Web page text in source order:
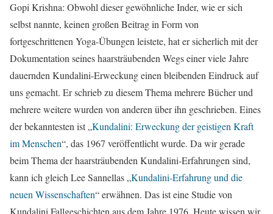
Gopi Krishna: Obwohl dieser gewöhnliche Inder, wie er sich
selbst nannte, keinen großen Beitrag in Form von
fortgeschrittenen Yoga-Übungen leistete, hat er sicherlich mit der
Dokumentation seines haarsträubenden Wegs einer viele Jahre
dauernden Kundalini-Erweckung einen bleibenden Eindruck auf
uns gemacht. Er schrieb zu diesem Thema mehrere Bücher und
mehrere weitere wurden von anderen über ihn geschrieben. Eines
der bekanntesten ist „Kundalini: Erweckung der geistigen Kraft
im Menschen“, das 1967 veröffentlicht wurde. Da wir gerade
beim Thema der haarsträubenden Kundalini-Erfahrungen sind,
kann ich gleich Lee Sannellas „Kundalini-Erfahrung und die
neuen Wissenschaften“ erwähnen. Das ist eine Studie von
Kundalini Fallgeschichten aus dem Jahre 1976. Heute wissen wir